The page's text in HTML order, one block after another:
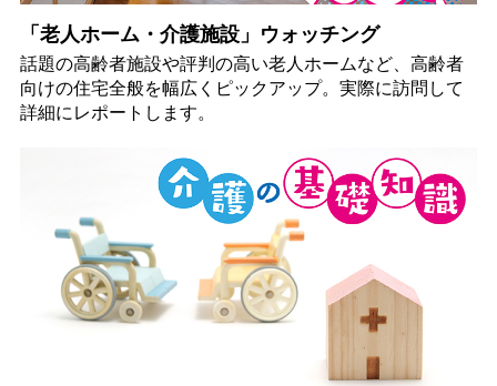
「老人ホーム・介護施設」ウォッチング
話題の高齢者施設や評判の高い老人ホームなど、高齢者
向けの住宅全般を幅広くピックアップ。実際に訪問して
詳細にレポートします。